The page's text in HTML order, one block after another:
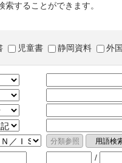
することができます。
児童書 静岡資料 外
/